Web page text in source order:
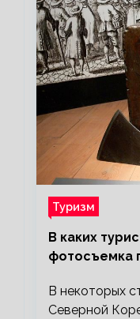
Туризм
В каких
фотосъемка
В некоторых
Северной